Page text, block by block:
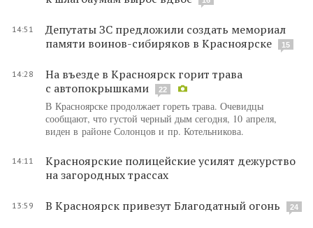
14:51
Депутаты ЗС предложили создать мемориал
памяти воинов-сибиряков в Красноярске
15
14:28
На въезде в Красноярск горит трава
с автопокрышками
22
В Красноярске продолжает гореть трава. Очевидцы
сообщают, что густой черный дым сегодня, 10 апреля,
виден в районе Солонцов и пр. Котельникова.
14:11
Красноярские полицейские усилят дежурство
на загородных трассах
13:59 В Красноярск привезут Благодатный огонь 24